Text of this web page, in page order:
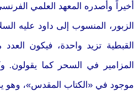
أخيراً وأصدره المعهد العلمي
الزبور، المنسوب إلى داود عليه
القبطية تزيد واحدة، فيكون
المزامير في السحر كما يقولون.
موجود في «الكتاب المقدس»، وهو